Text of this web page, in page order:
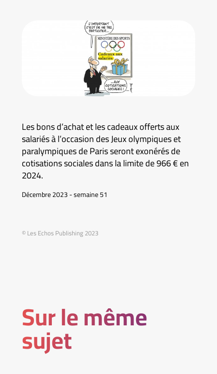
Les bons d’achat et les cadeaux offerts aux
salariés à l’occasion des Jeux olympiques et
paralympiques de Paris seront exonérés de
cotisations sociales dans la limite de 966 € en
2024.
Décembre 2023 - semaine 51
© Les Echos Publishing 2023
Sur le même
sujet